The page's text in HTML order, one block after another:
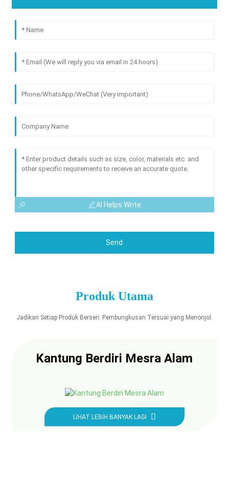
AI Helps Write
Send
Produk Utama
Jadikan Setiap Produk Berseri: Pembungkusan Tersuai yang Menonjol.
Kantung Berdiri Mesra Alam
LIHAT LEBIH BANYAK LAGI